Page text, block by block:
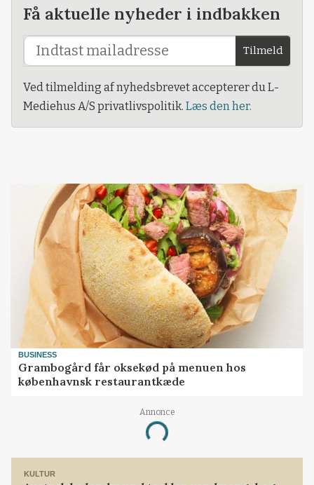
Få aktuelle nyheder i indbakken
Tilmeld
Ved tilmelding af nyhedsbrevet accepterer du L-
Mediehus A/S privatlivspolitik. Læs den her.
BUSINESS
Grambogård får oksekød på menuen hos
københavnsk restaurantkæde
Annonce
Loading...
KULTUR